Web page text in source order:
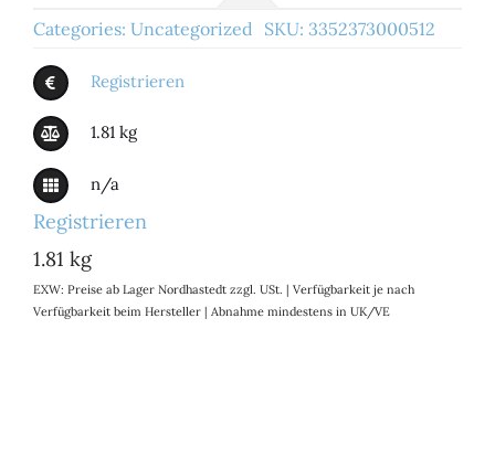
Categories: Uncategorized SKU: 3352373000512
Registrieren
1.81 kg
n/a
Registrieren
1.81 kg
EXW: Preise ab Lager Nordhastedt zzgl. USt. | Verfügbarkeit je nach
Verfügbarkeit beim Hersteller | Abnahme mindestens in UK/VE